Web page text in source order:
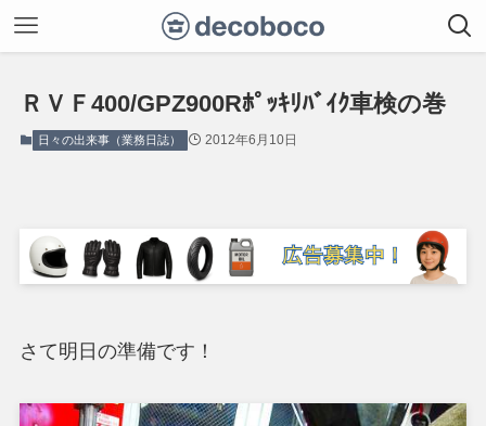
ＲＶＦ400/GPZ900Rﾎﾟｯｷﾘﾊﾞｲｸ車検の巻
日々の出来事（業務日誌） 2012年6月10日
さて明日の準備です！